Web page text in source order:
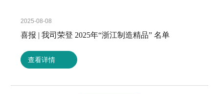
2025-08-08
喜报 | 我司荣登 2025年“浙江制造精品” 名单
查看详情